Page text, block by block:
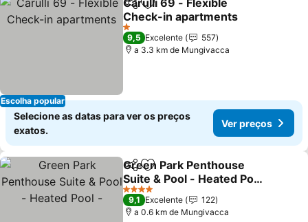
Escolha popular
PartilharAdicionar aos favoritos
Carulli 69 - Flexible
Check-in apartments
Ver preços
1 Estrelas
9,5 Excelente
557
a 3.3 km de Mungivacca
Selecione as datas para ver os preços
exatos.
Ver preços
PartilharAdicionar aos favoritos
Green Park Penthouse
Suite & Pool - Heated Pool
-
Ver preços
4 Estrelas
9,1 Excelente
122
a 0.6 km de Mungivacca